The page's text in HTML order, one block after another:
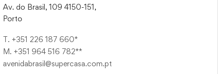
Av. do Brasil, 109 4150-151,
Porto
T. +351 226 187 660*
M. +351 964 516 782**
avenidabrasil@supercasa.com.pt